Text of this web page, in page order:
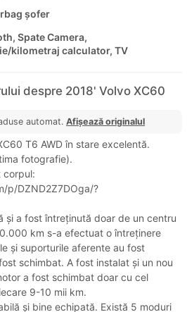
șofer
Spate Camera,
kilometraj calculator, TV
despre 2018' Volvo XC60
automat. Afișează originalul
T6 AWD în stare excelentă.
fotografie).
corpul:
p/DZND2Z7DOga/?
și a fost întreținută doar de un centru
km s-a efectuat o întreținere
și suporturile aferente au fost
schimbat. A fost instalat și un nou
a fost schimbat doar cu cel
9-10 mii km.
și bine echipată. Există 5 moduri